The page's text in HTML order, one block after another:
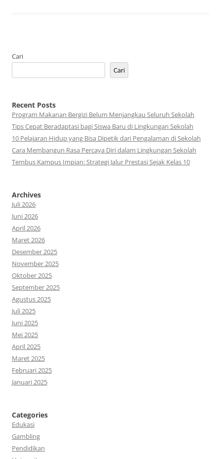
Cari
Cari
Recent Posts
Program Makanan Bergizi Belum Menjangkau Seluruh Sekolah
Tips Cepat Beradaptasi bagi Siswa Baru di Lingkungan Sekolah
10 Pelajaran Hidup yang Bisa Dipetik dari Pengalaman di Sekolah
Cara Membangun Rasa Percaya Diri dalam Lingkungan Sekolah
Tembus Kampus Impian: Strategi Jalur Prestasi Sejak Kelas 10
Archives
Juli 2026
Juni 2026
April 2026
Maret 2026
Desember 2025
November 2025
Oktober 2025
September 2025
Agustus 2025
Juli 2025
Juni 2025
Mei 2025
April 2025
Maret 2025
Februari 2025
Januari 2025
Categories
Edukasi
Gambling
Pendidikan